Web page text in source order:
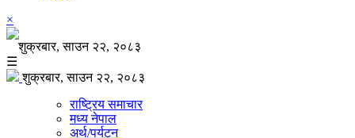
×
शुक्रबार, साउन २२, २०८३
☰
शुक्रबार, साउन २२, २०८३
राष्ट्रिय समाचार
मध्य नेपाल
अर्थ/पर्यटन